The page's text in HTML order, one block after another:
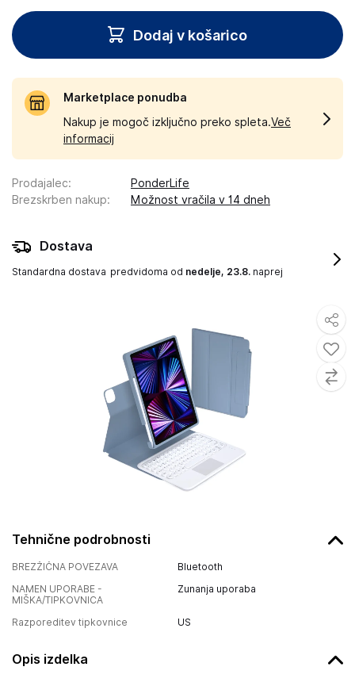
Tehnične podrobnosti
BREZŽIČNA POVEZAVA
Bluetooth
NAMEN UPORABE -
MIŠKA/TIPKOVNICA
Zunanja uporaba
Razporeditev tipkovnice US
Opis izdelka
Dodaj v košarico
Marketplace ponudba
Nakup je mogoč izključno preko spleta.Več
informacij
Prodajalec:
PonderLife
Brezskrben nakup: Možnost vračila v 14 dneh
Dostava
Standardna dostava predvidoma od nedelje, 23.8. naprej